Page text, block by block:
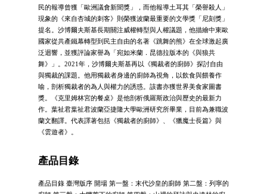
民的報導曾獲「歐洲議會新聞獎」，而他報導土耳其「榮譽殺人」
現象的《來自杏城的刺客》則榮獲波蘭最重要的文學獎「尼刻獎」
提名。沙博爾夫斯基長期關注威權轉型與人權議題，他描繪中東歐
國家從共產鐵幕轉型到民主自由的名著《跳舞的熊》在全球激起廣
泛迴響，並獲評論家譽為「宛如米蘭．昆德拉版本的《與狼共
舞》」。2021年，沙博爾夫斯基再以《獨裁者的廚師》探討自由
與獨裁的課題。他用獨裁者身邊的廚師為視角，以飲食與餵養作
喻，剖析獨裁者的為人與權力的誘惑。該書亦獲世界美食家圖書
獎。《克里姆林宮的餐桌》是他剖析俄羅斯政治與歷史的最新力
作。葉祉君葉祉君波蘭亞捷隆大學歐洲研究所畢業，目前為兼職波
蘭文翻譯。代表譯著包括《獨裁者的廚師》、《獵魔士長篇》與
《雲遊者》。
產品目錄
產品目錄 臺灣版序 開場 第一盤：末代沙皇的廚師 第二盤：列寧的